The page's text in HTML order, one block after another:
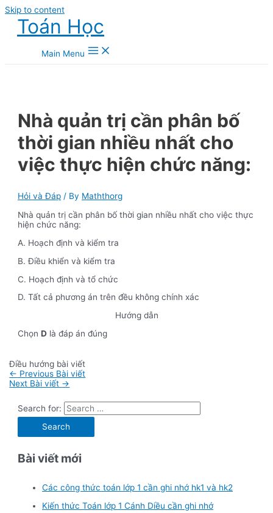
Skip to content
Toán Học
Main Menu
Nhà quản trị cần phân bố
thời gian nhiều nhất cho
việc thực hiện chức năng:
Hỏi và Đáp / By Maththorg
Nhà quản trị cần phân bố thời gian nhiều nhất cho việc thực
hiện chức năng:
A. Hoạch định và kiểm tra
B. Điều khiển và kiểm tra
C. Hoạch định và tổ chức
D. Tất cả phương án trên đều không chính xác
Hướng dẫn
ChọnD là đáp án đúng
Điều hướng bài viết
← Previous Bài viết
Next Bài viết →
Search for:
Bài viết mới
Các công thức toán lớp 1 cần ghi nhớ hk1 và hk2
Kiến thức Toán lớp 1 Cánh Diều cần ghi nhớ